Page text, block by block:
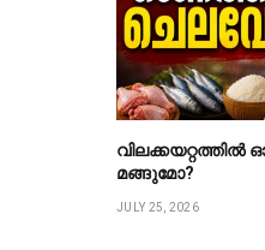
മങ്ങുമോ?
JULY 25, 2026